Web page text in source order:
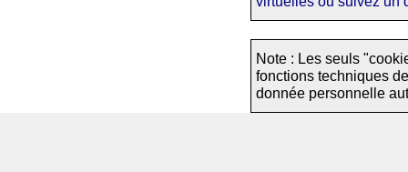
Note : Les seuls
fonctions techniques
donnée personnelle